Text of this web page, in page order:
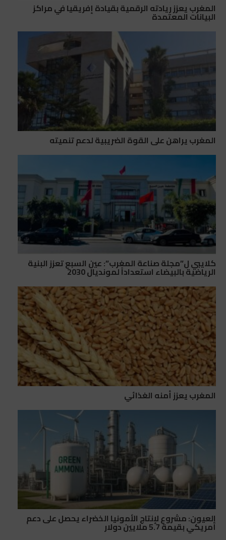
المغرب يعزز ريادته الرقمية بقيادة إفريقيا في مراكز
البيانات المعتمدة
المغرب يراهن على القوة الضريبية لدعم تنميته
كلايبي ل”مجلة صناعة المغرب”: عين السبع تعزز البنية
الرياضية بالبيضاء استعداداً لمونديال 2030
المغرب يعزز أمنه الغذائي
العيون: مشروع لإنتاج الأمونيا الخضراء يحصل على دعم
أمريكي بقيمة 5.7 ملايين دولار